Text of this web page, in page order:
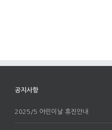
공지사항
2025/5 어린이날 휴진안내